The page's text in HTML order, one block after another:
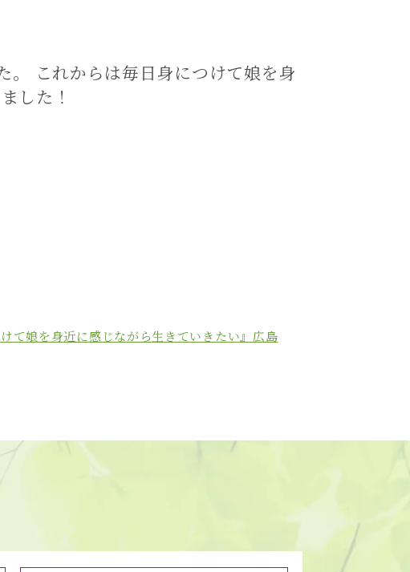
。 これからは毎日身につけて娘を身
した！
て娘を身近に感じながら生きていきたい』広島